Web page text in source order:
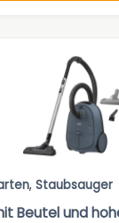
, Staubsauger
Beutel und